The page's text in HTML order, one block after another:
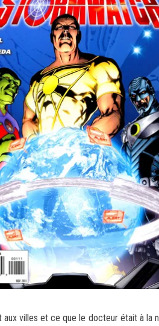
villes et ce que le docteur était à la